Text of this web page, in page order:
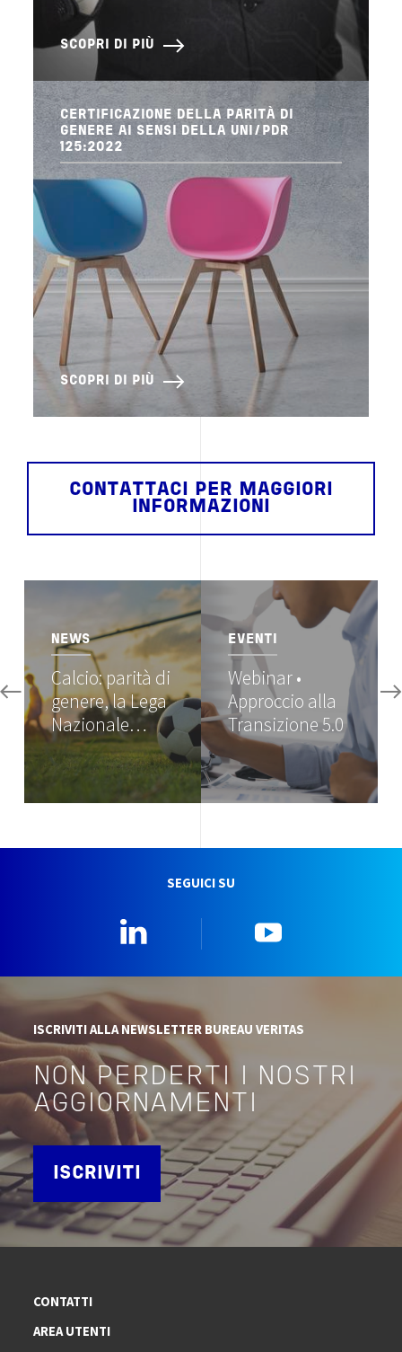
SCOPRI DI PIÙ
CERTIFICAZIONE DELLA PARITÀ DI
GENERE AI SENSI DELLA UNI/PDR
125:2022
SCOPRI DI PIÙ
CONTATTACI PER MAGGIORI
INFORMAZIONI
NEWS
Calcio: parità di
genere, la Lega
Nazionale…
EVENTI
Webinar •
Approccio alla
Transizione 5.0
SEGUICI SU
ISCRIVITI ALLA NEWSLETTER BUREAU VERITAS
NON PERDERTI I NOSTRI
AGGIORNAMENTI
ISCRIVITI
CONTATTI
AREA UTENTI